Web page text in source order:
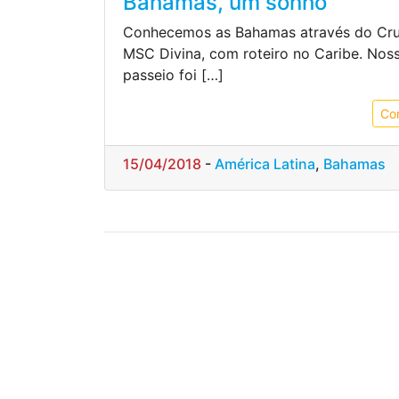
Conhecemos as Bahamas através do
MSC Divina, com roteiro no Caribe.
passeio foi […]
15/04/2018 - América Latina, Bahamas